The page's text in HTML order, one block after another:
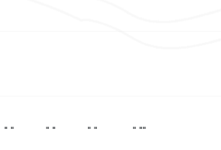
" " " " " " " ""